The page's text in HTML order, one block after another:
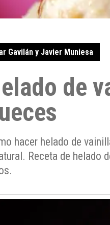
Gavilán y Javier Muniesa
de
hacer helado de
Receta de helado